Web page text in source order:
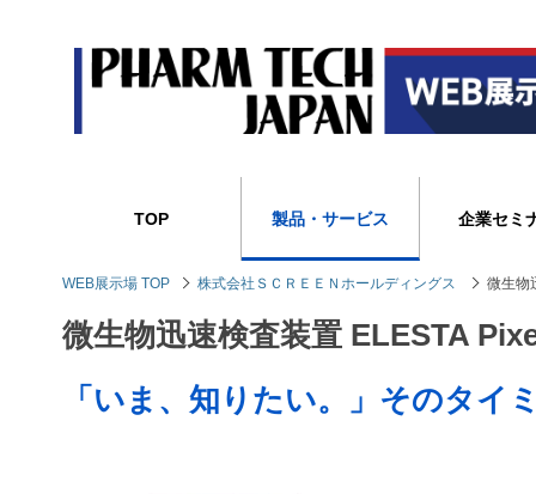
TOP 製品・サービス 企業セミ
WEB展示場 TOP 株式会社ＳＣＲＥＥＮホールディングス 微生物
微生物迅速検査装置 ELESTA
「いま、知りたい。」そのタイ